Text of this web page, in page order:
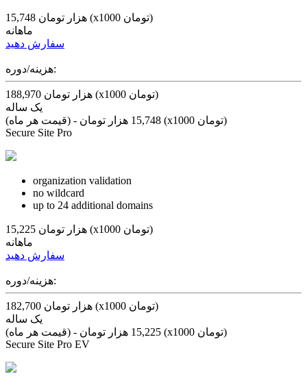
15,748 هزار تومان (x1000 تومان)
ماهانه
سفارش دهید
هزینه/دوره:
188,970 هزار تومان (x1000 تومان)
یک ساله
(قیمت هر ماه) - 15,748 هزار تومان (x1000 تومان)
Secure Site Pro
organization validation
no wildcard
up to 24 additional domains
15,225 هزار تومان (x1000 تومان)
ماهانه
سفارش دهید
هزینه/دوره:
182,700 هزار تومان (x1000 تومان)
یک ساله
(قیمت هر ماه) - 15,225 هزار تومان (x1000 تومان)
Secure Site Pro EV